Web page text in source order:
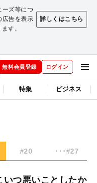
ーズ等につ
広告を表示
す。
詳しくはこちら
無料会員登録 ログイン
特集 ビジネス
#20 ･･･#27
いつ悪いことしたか